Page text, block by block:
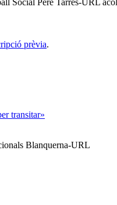
prèvia.
transitar»
Blanquerna-URL